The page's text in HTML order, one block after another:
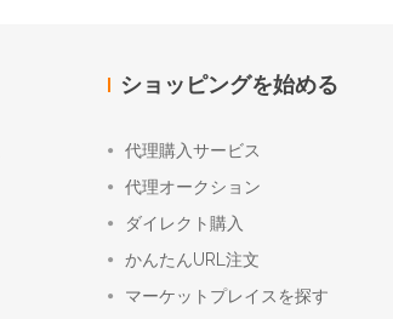
ショッピングを始める
代理購入サービス
代理オークション
ダイレクト購入
かんたんURL注文
マーケットプレイスを探す